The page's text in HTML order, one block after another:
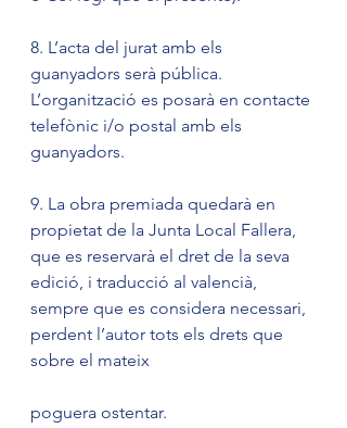
8. L’acta del jurat amb els
guanyadors serà pública.
L’organització es posarà en contacte
telefònic i/o postal amb els
guanyadors.
9. La obra premiada quedarà en
propietat de la Junta Local Fallera,
que es reservarà el dret de la seva
edició, i traducció al valencià,
sempre que es considera necessari,
perdent l’autor tots els drets que
sobre el mateix
poguera ostentar.